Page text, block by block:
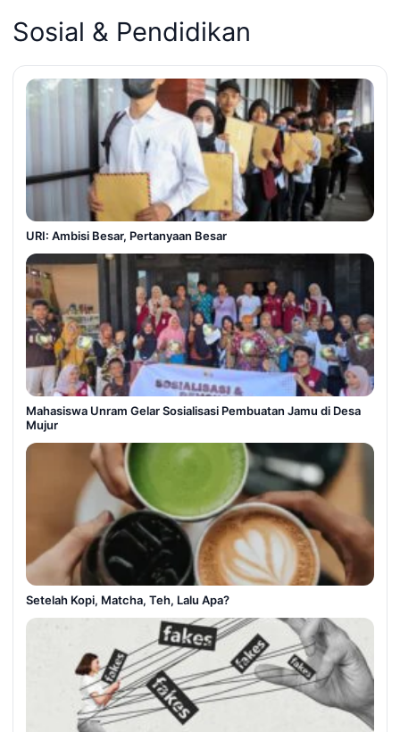
Sosial & Pendidikan
URI: Ambisi Besar, Pertanyaan Besar
Mahasiswa Unram Gelar Sosialisasi Pembuatan Jamu di Desa
Mujur
Setelah Kopi, Matcha, Teh, Lalu Apa?